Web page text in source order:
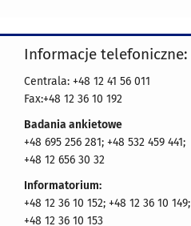
Informacje telefoniczne:
Centrala: +48 12 41 56 011
Fax:+48 12 36 10 192
Badania ankietowe
+48 695 256 281; +48 532 459 441;
+48 12 656 30 32
Informatorium:
+48 12 36 10 152; +48 12 36 10 149;
+48 12 36 10 153